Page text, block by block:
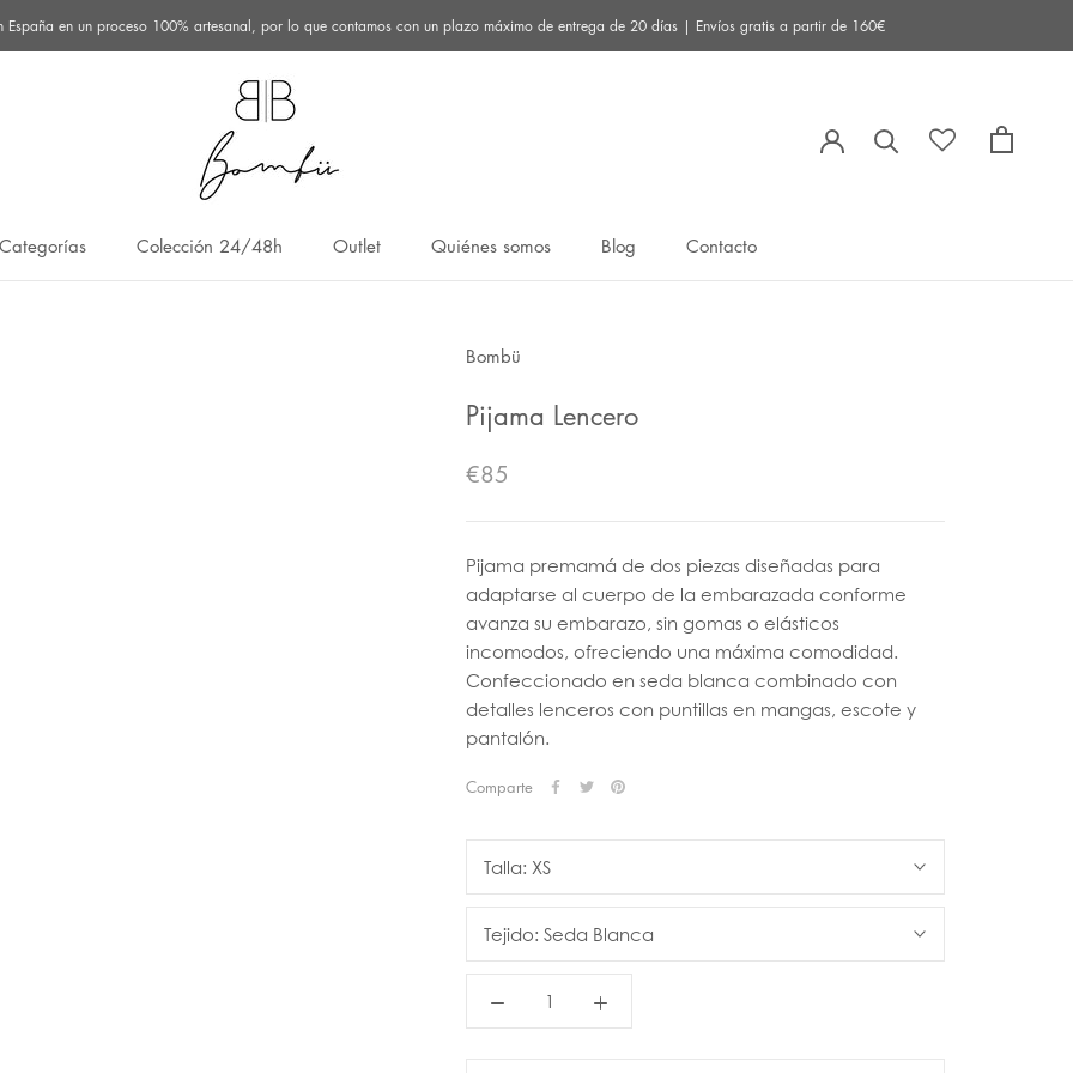
España en un proceso 100% artesanal, por lo que contamos con un plazo máximo de entrega de 20 días | Envíos gratis a partir de 160€
Categorías
Colección 24/48h
Outlet
Quiénes somos
Blog
Contacto
Bombü
Pijama Lencero
€85
Pijama premamá de dos piezas diseñadas para
adaptarse al cuerpo de la embarazada conforme
avanza su embarazo, sin gomas o elásticos
incomodos, ofreciendo una máxima comodidad.
Confeccionado en seda blanca combinado con
detalles lenceros con puntillas en mangas, escote y
pantalón.
Comparte
Talla: XS
Tejido: Seda Blanca